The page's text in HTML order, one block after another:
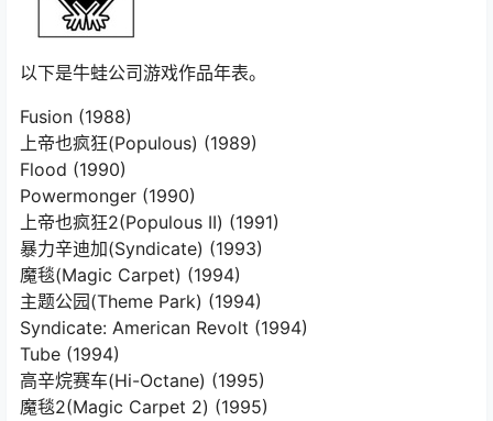
以下是牛蛙公司游戏作品年表。
Fusion (1988)
上帝也疯狂(Populous) (1989)
Flood (1990)
Powermonger (1990)
上帝也疯狂2(Populous II) (1991)
暴力辛迪加(Syndicate) (1993)
魔毯(Magic Carpet) (1994)
主题公园(Theme Park) (1994)
Syndicate: American Revolt (1994)
Tube (1994)
高辛烷赛车(Hi-Octane) (1995)
魔毯2(Magic Carpet 2) (1995)